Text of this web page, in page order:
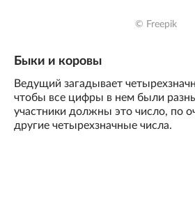
© Freepik
Быки и коровы
Ведущий загадывает
чтобы все цифры в нем были
участники должны это число, по
другие четырехзначные числа.